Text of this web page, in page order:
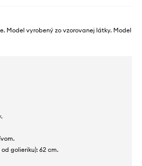
Model vyrobený zo vzorovanej látky. Model
golieriku): 62 cm.